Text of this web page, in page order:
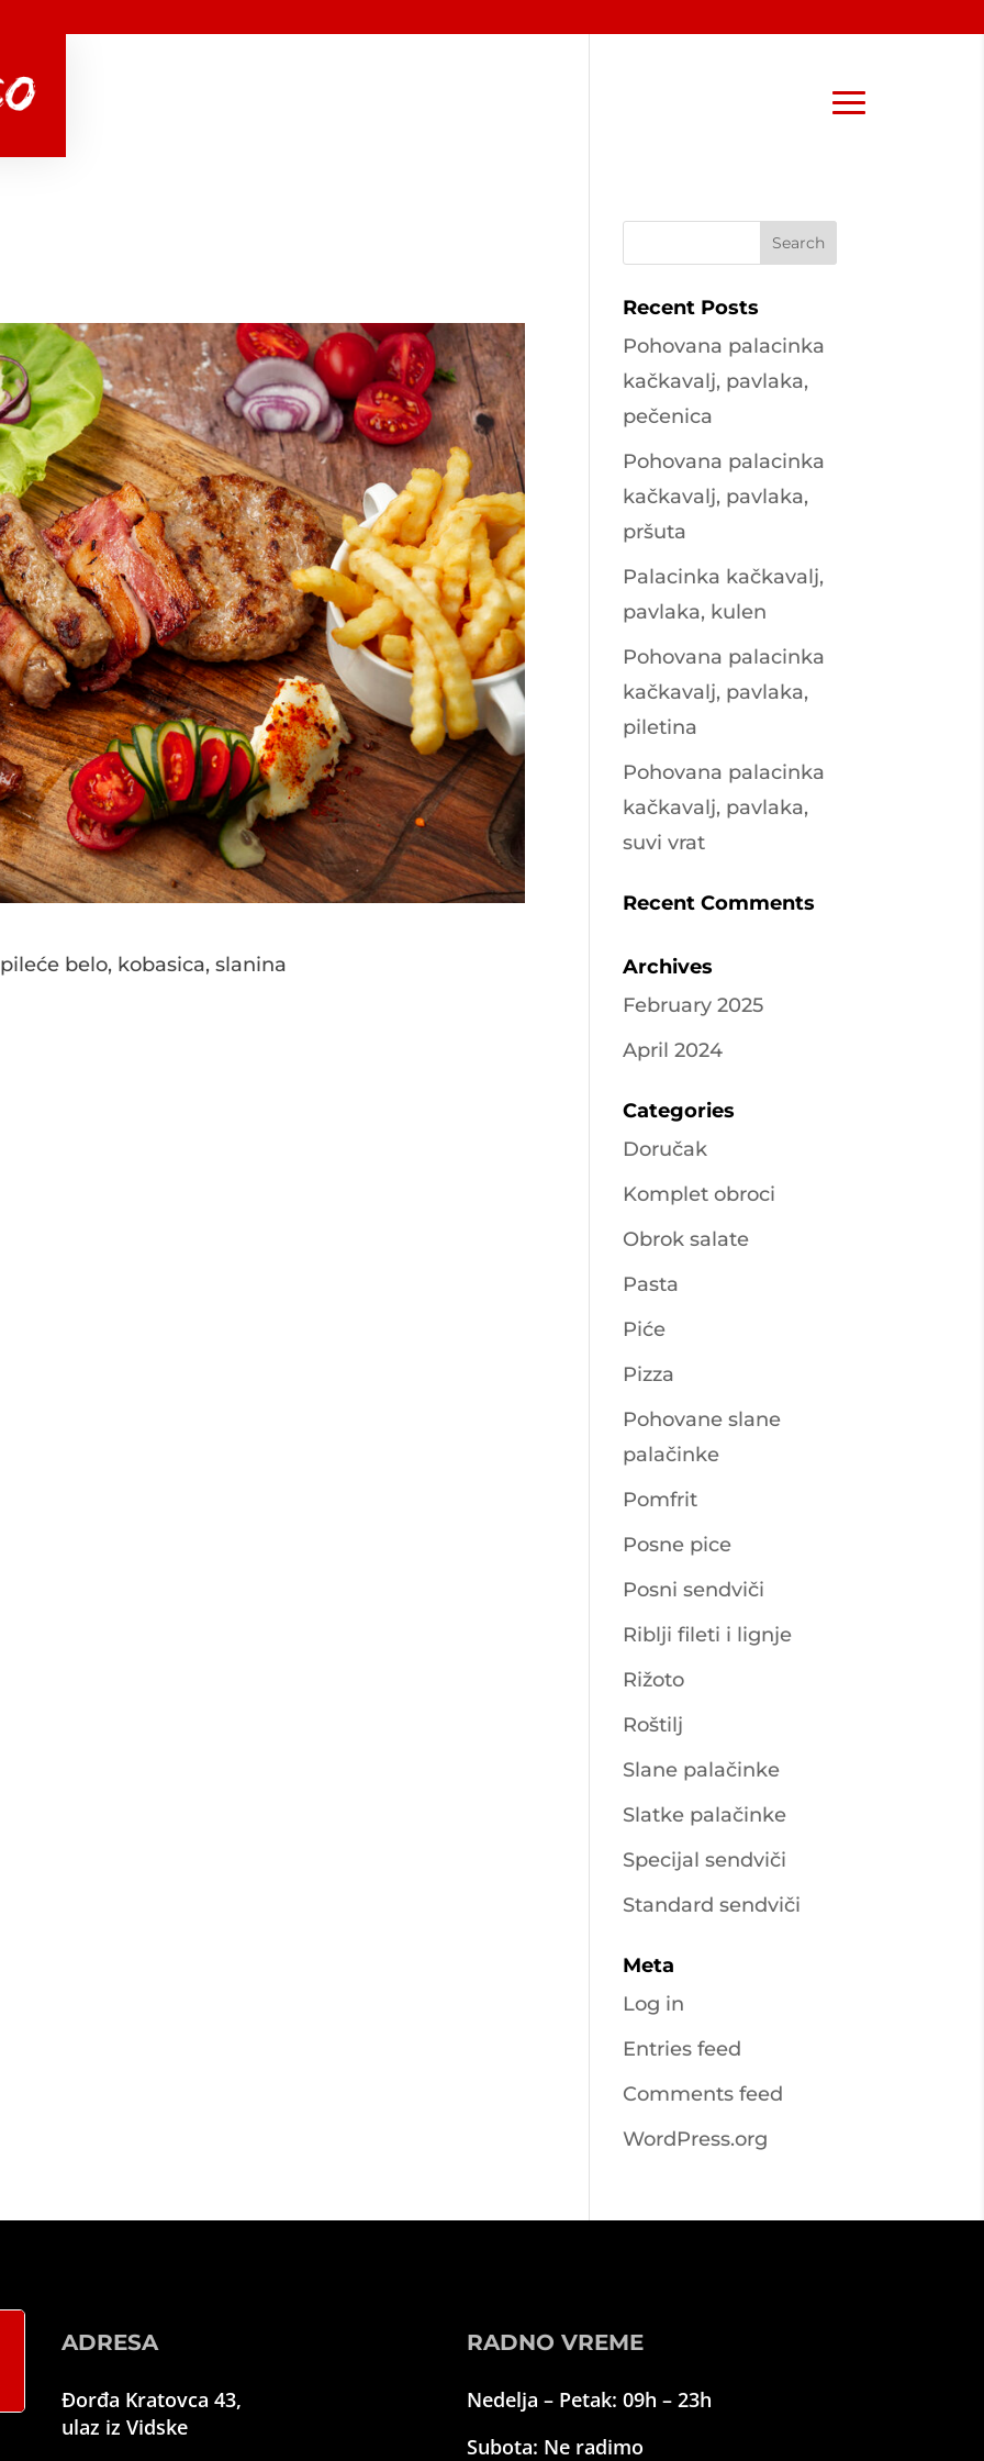
belo, kobasica, slanina
Recent Posts
Pohovana palacinka
kačkavalj, pavlaka,
pečenica
Pohovana palacinka
kačkavalj, pavlaka,
pršuta
Palacinka kačkavalj,
pavlaka, kulen
Pohovana palacinka
kačkavalj, pavlaka,
piletina
Pohovana palacinka
kačkavalj, pavlaka,
suvi vrat
Recent Comments
Archives
February 2025
April 2024
Categories
Doručak
Komplet obroci
Obrok salate
Pasta
Piće
Pizza
Pohovane slane
palačinke
Pomfrit
Posne pice
Posni sendviči
Riblji fileti i lignje
Rižoto
Roštilj
Slane palačinke
Slatke palačinke
Specijal sendviči
Standard sendviči
Meta
Log in
Entries feed
Comments feed
WordPress.org
ADRESA
Đorđa Kratovca 43,
ulaz iz Vidske
RADNO VREME
Nedelja – Petak: 09h – 23h
Subota: Ne radimo